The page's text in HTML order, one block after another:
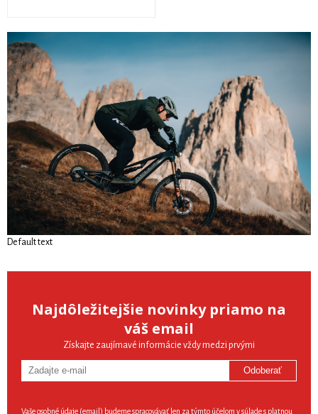
Default text
Najdôležitejšie novinky priamo na
váš email
Získajte zaujímavé informácie vždy medzi prvými
Odoberať
Vaše osobné údaje (email) budeme spracovávať len za týmto účelom v súlade s platnou